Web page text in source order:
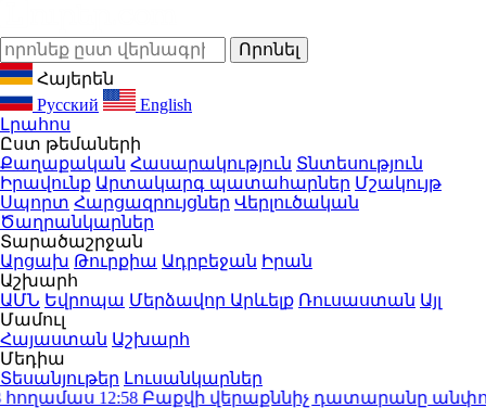
Հայերեն
Русский
English
Լրահոս
Ըստ թեմաների
Քաղաքական Հասարակություն Տնտեսություն
Իրավունք Արտակարգ պատահարներ Մշակույթ
Սպորտ Հարցազրույցներ Վերլուծական
Ծաղրանկարներ
Տարածաշրջան
Արցախ Թուրքիա Ադրբեջան Իրան
Աշխարհ
ԱՄՆ Եվրոպա Մերձավոր Արևելք Ռուսաստան Այլ
Մամուլ
Հայաստան Աշխարհ
Մեդիա
Տեսանյութեր Լուսանկարներ
12:58Բաքվի վերաքննիչ դատարանը